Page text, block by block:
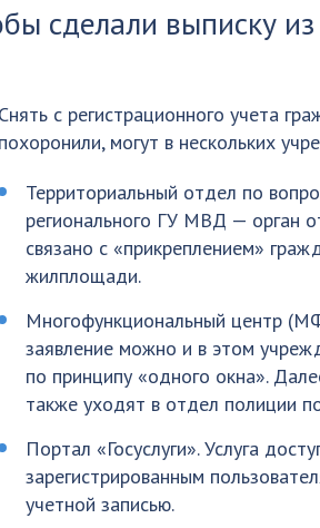
сделали выписку
Снять с регистрационного учета
похоронили, могут в нескольких
Территориальный отдел по
регионального ГУ МВД — орган
связано с «прикреплением»
жилплощади.
Многофункциональный центр
заявление можно и в этом
по принципу «одного окна».
также уходят в отдел полиции
Портал «Госуслуги». Услуга
зарегистрированным
учетной записью.